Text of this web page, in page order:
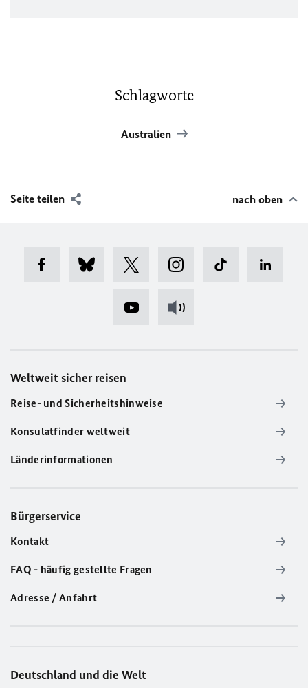
Schlagworte
Australien
Seite teilen nach oben
Weltweit sicher reisen
Reise- und Sicherheitshinweise
Konsulatfinder weltweit
Länderinformationen
Bürgerservice
Kontakt
FAQ - häufig gestellte Fragen
Adresse / Anfahrt
Deutschland und die Welt